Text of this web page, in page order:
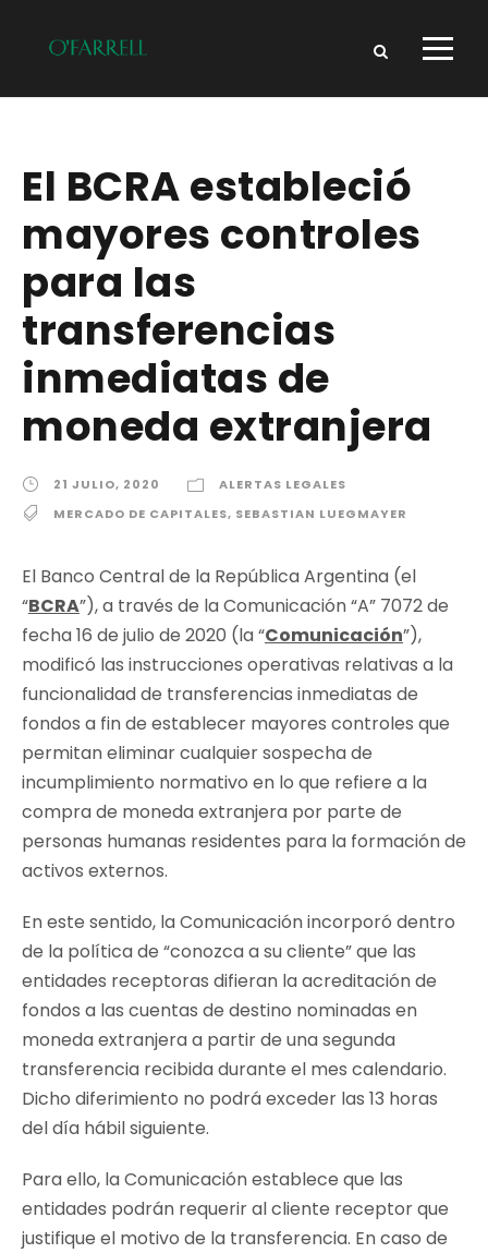
El BCRA estableció
mayores controles
para las
transferencias
inmediatas de
moneda extranjera
21 JULIO, 2020
ALERTAS LEGALES
MERCADO DE CAPITALES, SEBASTIAN LUEGMAYER
El Banco Central de la República Argentina (el
“BCRA”), a través de la Comunicación “A” 7072 de
fecha 16 de julio de 2020 (la “Comunicación”),
modificó las instrucciones operativas relativas a la
funcionalidad de transferencias inmediatas de
fondos a fin de establecer mayores controles que
permitan eliminar cualquier sospecha de
incumplimiento normativo en lo que refiere a la
compra de moneda extranjera por parte de
personas humanas residentes para la formación de
activos externos.
En este sentido, la Comunicación incorporó dentro
de la política de “conozca a su cliente” que las
entidades receptoras difieran la acreditación de
fondos a las cuentas de destino nominadas en
moneda extranjera a partir de una segunda
transferencia recibida durante el mes calendario.
Dicho diferimiento no podrá exceder las 13 horas
del día hábil siguiente.
Para ello, la Comunicación establece que las
entidades podrán requerir al cliente receptor que
justifique el motivo de la transferencia. En caso de